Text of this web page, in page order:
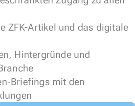
ZFK-Artikel und das digitale
Hintergründe und
Briefings mit den